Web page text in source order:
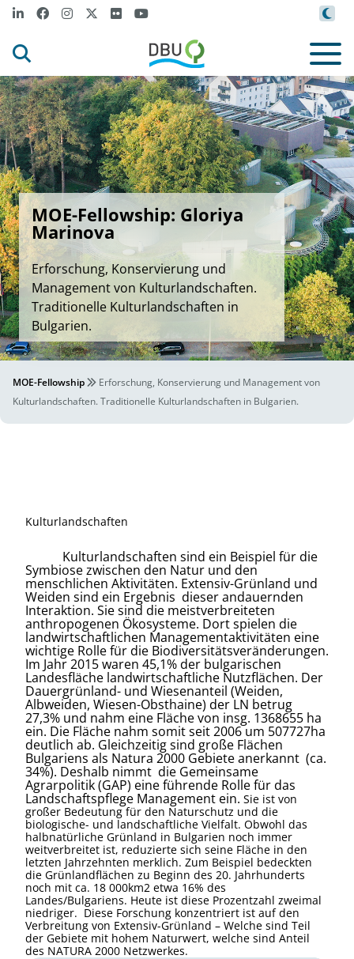
MOE-Fellowship: Gloriya
Marinova
Erforschung, Konservierung und
Management von Kulturlandschaften.
Traditionelle Kulturlandschaften in
Bulgarien.
MOE-Fellowship
Erforschung, Konservierung und Management von
Kulturlandschaften. Traditionelle Kulturlandschaften in Bulgarien.
Kulturlandschaften
Kulturlandschaften sind ein Beispiel für die
Symbiose zwischen den Natur und den
menschlichen Aktivitäten. Extensiv-Grünland und
Weiden sind ein Ergebnis dieser andauernden
Interaktion. Sie sind die meistverbreiteten
anthropogenen Ökosysteme. Dort spielen die
landwirtschaftlichen Managementaktivitäten eine
wichtige Rolle für die Biodiversitätsveränderungen.
Im Jahr 2015 waren 45,1% der bulgarischen
Landesfläche landwirtschaftliche Nutzflächen. Der
Dauergrünland- und Wiesenanteil (Weiden,
Albweiden, Wiesen-Obsthaine) der LN betrug
27,3% und nahm eine Fläche von insg. 1368655 ha
ein. Die Fläche nahm somit seit 2006 um 507727ha
deutlich ab. Gleichzeitig sind große Flächen
Bulgariens als Natura 2000 Gebiete anerkannt (ca.
34%). Deshalb nimmt die Gemeinsame
Agrarpolitik (GAP) eine führende Rolle für das
Landschaftspflege Management ein. Sie ist von
großer Bedeutung für den Naturschutz und die
biologische- und landschaftliche Vielfalt. Obwohl das
halbnatürliche Grünland in Bulgarien noch immer
weitverbreitet ist, reduzierte sich seine Fläche in den
letzten Jahrzehnten merklich. Zum Beispiel bedeckten
die Grünlandflächen zu Beginn des 20. Jahrhunderts
noch mit ca. 18 000km2 etwa 16% des
Landes/Bulgariens. Heute ist diese Prozentzahl zweimal
niedriger. Diese Forschung konzentriert ist auf den
Verbreitung von Extensiv-Grünland – Welche sind Teil
der Gebiete mit hohem Naturwert, welche sind Anteil
des NATURA 2000 Netzwerkes.